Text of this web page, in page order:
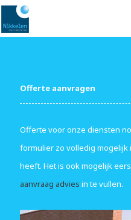
Offerte aanvragen
Offerte voor onze diensten
formulier zo volledig mogelijk
heeft. Het is ook mogelijk
aanvraag advies in te vullen.